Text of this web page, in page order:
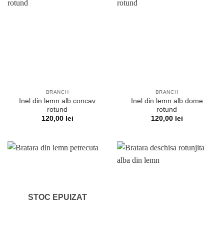
BRANCH
Inel din lemn alb concav
rotund
120,00 lei
BRANCH
Inel din lemn alb dome
rotund
120,00 lei
STOC EPUIZAT